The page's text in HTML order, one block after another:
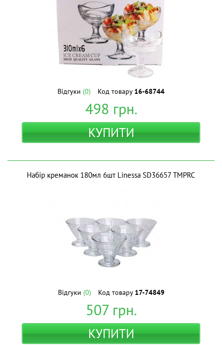
Відгуки (0) Код товару 16-68744
498 грн.
КУПИТИ
Набір креманок 180мл 6шт Linessa SD36657 ТМPRC
Відгуки (0) Код товару 17-74849
507грн.
КУПИТИ